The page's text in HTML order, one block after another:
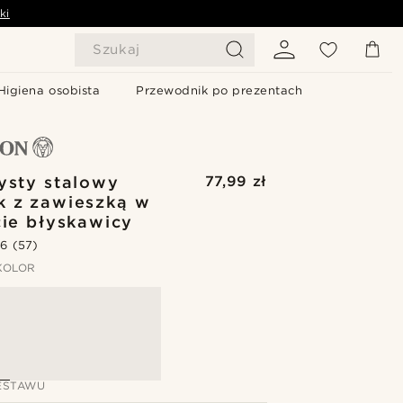
Szukaj
osobista Przewodnik po prezentach
stalowy
z zawieszką w
błyskawicy
77,99 zł
(57)